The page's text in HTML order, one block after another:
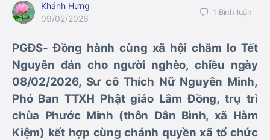
Khánh Hưng
09/02/2026
1 Bình luận
PGĐS- Đồng hành cùng xã hội chăm lo Tết
Nguyên đán cho người nghèo, chiều ngày
08/02/2026, Sư cô Thích Nữ Nguyên Minh,
Phó Ban TTXH Phật giáo Lâm Đồng, trụ trì
chùa Phước Minh (thôn Dân Bình, xã Hàm
Kiệm) kết hợp cùng chánh quyền xã tổ chức